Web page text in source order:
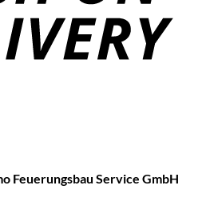
Feuerungsbau Service GmbH